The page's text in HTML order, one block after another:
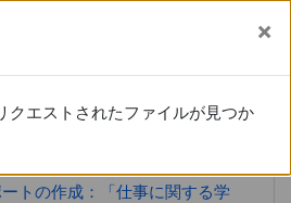
ストアクセスを利用しています (ロ
トの作成：「仕事に関する学
クエストされたファイルが見つか
クエストされたファイルが見つか